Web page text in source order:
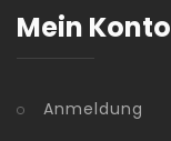
Mein Konto
Anmeldung